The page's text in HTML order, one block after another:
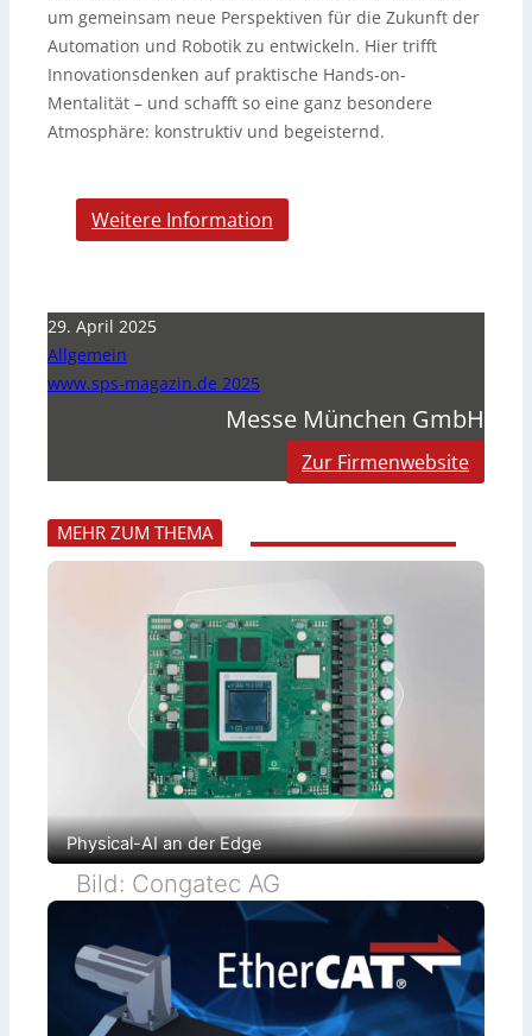
um gemeinsam neue Perspektiven für die Zukunft der
Automation und Robotik zu entwickeln. Hier trifft
Innovationsdenken auf praktische Hands-on-
Mentalität – und schafft so eine ganz besondere
Atmosphäre: konstruktiv und begeisternd.
Weitere Information
29. April 2025
Allgemein
www.sps-magazin.de 2025
Messe München GmbH
Zur Firmenwebsite
MEHR ZUM THEMA
Physical-AI an der Edge
Bild: Congatec AG